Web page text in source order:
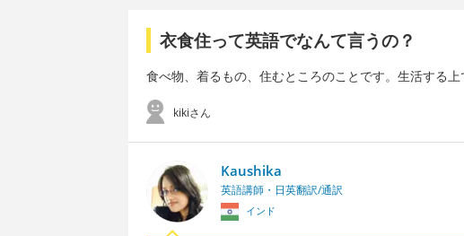
衣食住って英語でなんて言うの？
食べ物、着るもの、住むところのことです。生活する上
kikiさん
Kaushika
英語講師・日英翻訳/通訳
インド